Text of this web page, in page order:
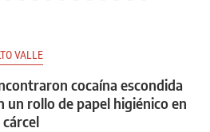
VALLE
cocaína escondida
un rollo de papel higiénico en
cárcel